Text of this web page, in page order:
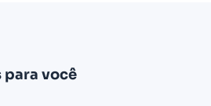
para você